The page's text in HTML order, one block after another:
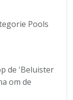
Pools
de 'Beluister
om de